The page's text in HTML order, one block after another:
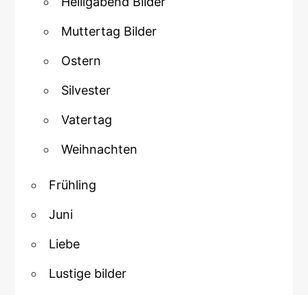
Muttertag Bilder
Ostern
Silvester
Vatertag
Weihnachten
Frühling
Juni
Liebe
Lustige bilder